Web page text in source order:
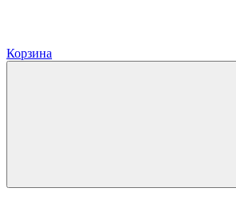
Корзина